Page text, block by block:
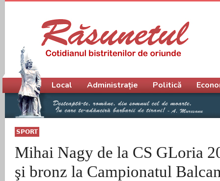
SPORT
Mihai Nagy de la CS GLoria
şi bronz la Campionatul
Meniu principal
Local Administrație Politică